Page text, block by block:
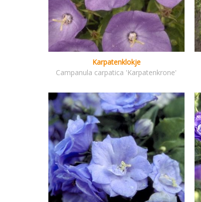
Karpatenklokje
Campanula carpatica 'Karpatenkrone'